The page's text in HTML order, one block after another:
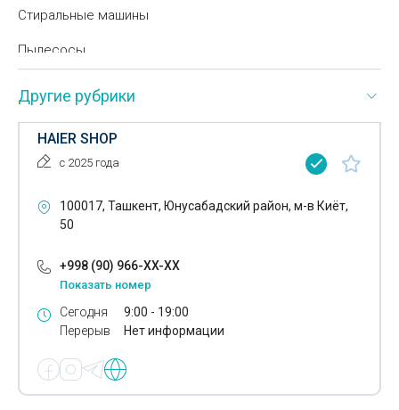
Стиральные машины
Пылесосы
Радиоаппаратура
Радиотелефоны
Фильтры для воды
Чайники
Чиллеры
Электрочайники
Фанкойлы
Фреон
Электрические водонагреватели
Другие рубрики
HAIER SHOP
с 2025 года
100017, Ташкент, Юнусабадский район, м-в Киёт,
50
+998 (90) 966-XX-XX
Показать номер
Сегодня
Перерыв
9:00 - 19:00
Нет информации